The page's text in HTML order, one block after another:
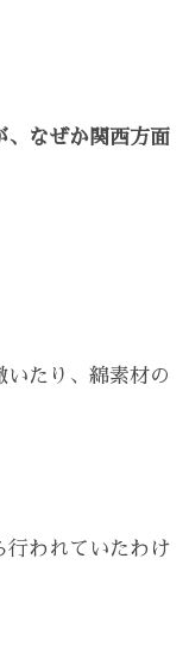
、なぜか関西方面
たり、綿素材の
行われていたわけ